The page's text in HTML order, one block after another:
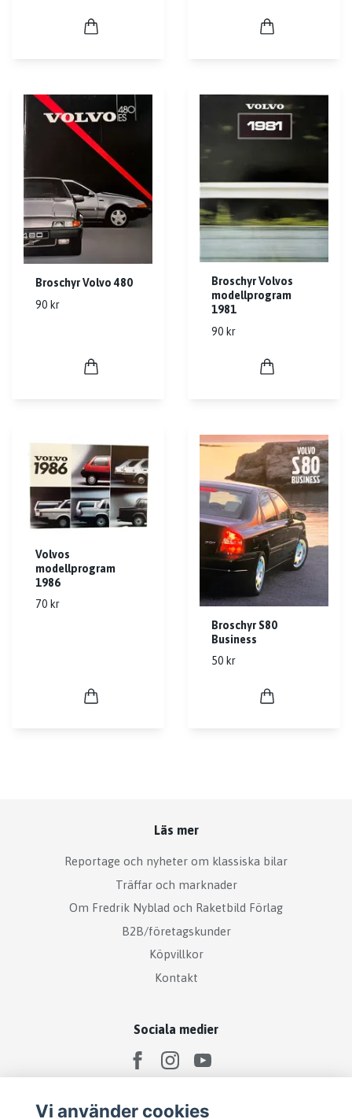
Broschyr Volvo 480
90 kr
Broschyr Volvos
modellprogram
1981
90 kr
Volvos
modellprogram
1986
70 kr
Broschyr S80
Business
50 kr
Läs mer
Reportage och nyheter om klassiska bilar
Träffar och marknader
Om Fredrik Nyblad och Raketbild Förlag
B2B/företagskunder
Köpvillkor
Kontakt
Sociala medier
Vi använder cookies